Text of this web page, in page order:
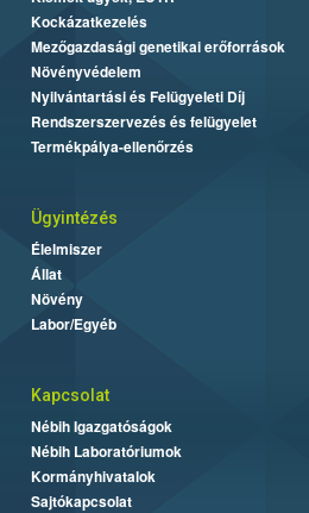
Kockázatkezelés
Mezőgazdasági genetikai erőforrások
Növényvédelem
Nyilvántartási és Felügyeleti Díj
Rendszerszervezés és felügyelet
Termékpálya-ellenőrzés
Ügyintézés
Élelmiszer
Állat
Növény
Labor/Egyéb
Kapcsolat
Nébih Igazgatóságok
Nébih Laboratóriumok
Kormányhivatalok
Sajtókapcsolat